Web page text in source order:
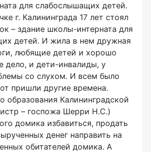
для слабослышащих детей.
г. Калининграда 17 лет стоял
– здание школы-интерната для
детей. И жила в нем дружная
любящие детей и хорошо
дело, и дети-инвалиды, у
со слухом. И всем было
пришли другие времена.
образования Калининградской
– госпожа Шерри Н.С.)
домика избавиться, продать
денег направить на
обитателей домика. А